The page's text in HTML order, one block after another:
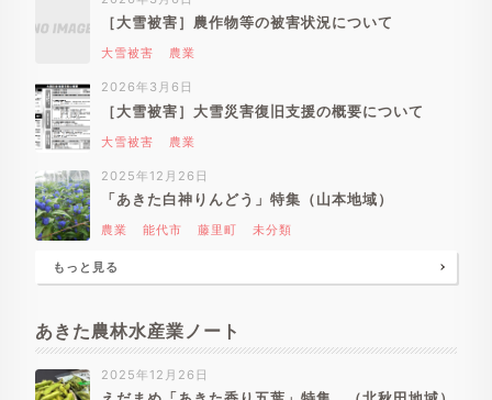
［大雪被害］農作物等の被害状況について
大雪被害 農業
2026年3月6日
［大雪被害］大雪災害復旧支援の概要について
大雪被害 農業
2025年12月26日
「あきた白神りんどう」特集（山本地域）
農業 能代市 藤里町 未分類
もっと見る
あきた農林水産業ノート
2025年12月26日